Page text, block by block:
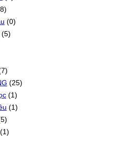
(0)
(5)
(25)
(1)
(1)
(1)